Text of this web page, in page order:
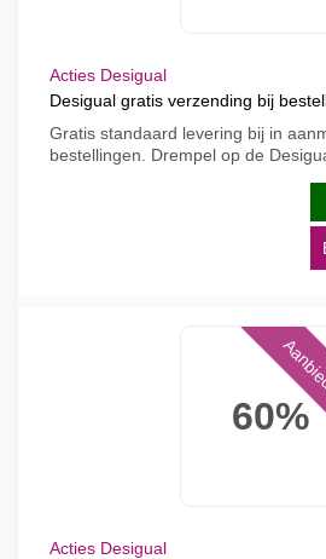
Acties Desigual
Desigual gratis verzending bij
Gratis standaard levering bij in
bestellingen. Drempel op de
60%
Acties Desigual